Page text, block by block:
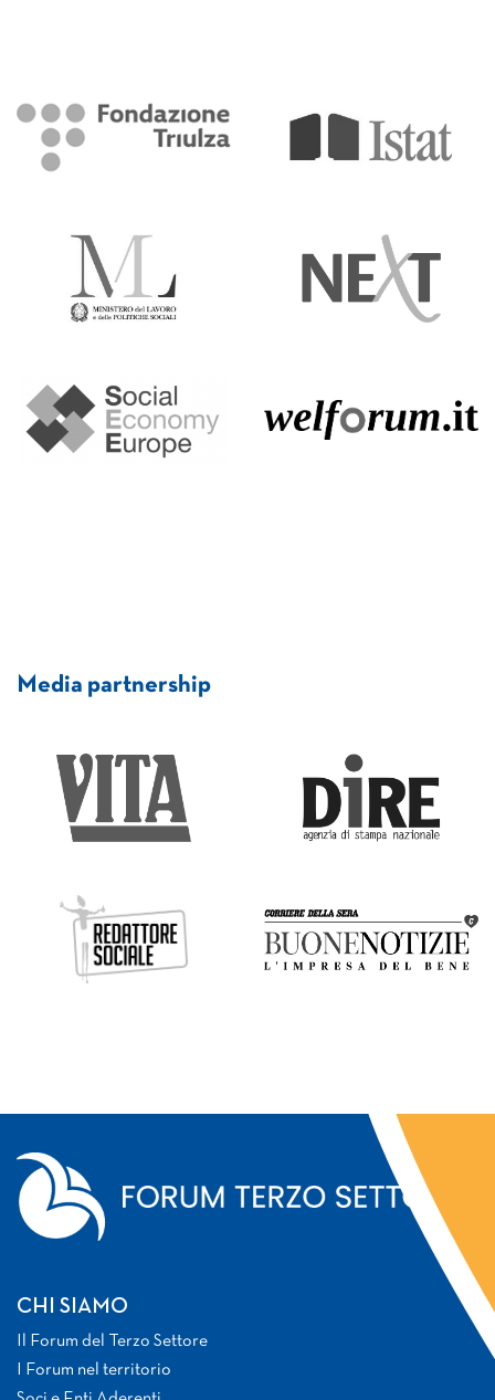
Media partnership
CHI SIAMO
Il Forum del Terzo Settore
I Forum nel territorio